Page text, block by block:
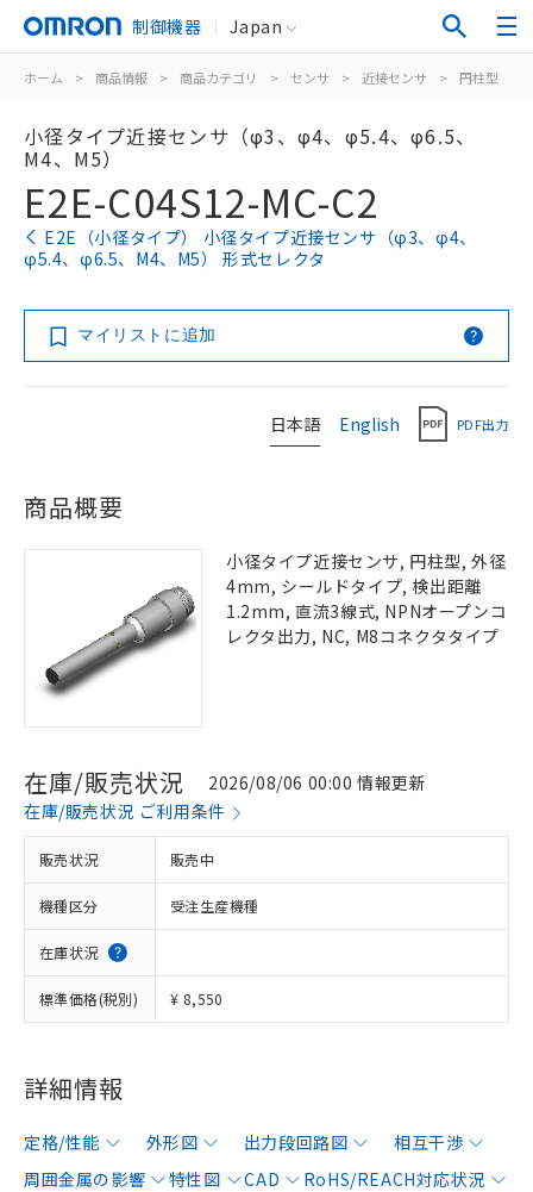
制御機器 Japan
ホーム > 商品情報 > 商品カテゴリ > センサ > 近接センサ > 円柱型
小径タイプ近接センサ（φ3、φ4、φ5.4、φ6.5、
M4、M5）
E2E-C04S12-MC-C2
E2E（小径タイプ） 小径タイプ近接センサ（φ3、φ4、
φ5.4、φ6.5、M4、M5） 形式セレクタ
マイリストに追加
日本語 English PDF出力
商品概要
小径タイプ近接センサ, 円柱型, 外径
4mm, シールドタイプ, 検出距離
1.2mm, 直流3線式, NPNオープンコ
レクタ出力, NC, M8コネクタタイプ
在庫/販売状況
2026/08/06 00:00 情報更新
在庫/販売状況 ご利用条件
販売状況 販売中
機種区分 受注生産機種
在庫状況
標準価格(税別) ¥ 8,550
詳細情報
定格/性能 外形図 出力段回路図
相互干渉
周囲金属の影響
特性図 CAD
RoHS/REACH対応状況